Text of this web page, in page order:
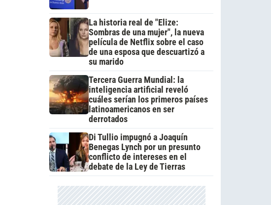
La historia real de "Elize:
Sombras de una mujer", la nueva
película de Netflix sobre el caso
de una esposa que descuartizó a
su marido
Tercera Guerra Mundial: la
inteligencia artificial reveló
cuáles serían los primeros países
latinoamericanos en ser
derrotados
Di Tullio impugnó a Joaquín
Benegas Lynch por un presunto
conflicto de intereses en el
debate de la Ley de Tierras